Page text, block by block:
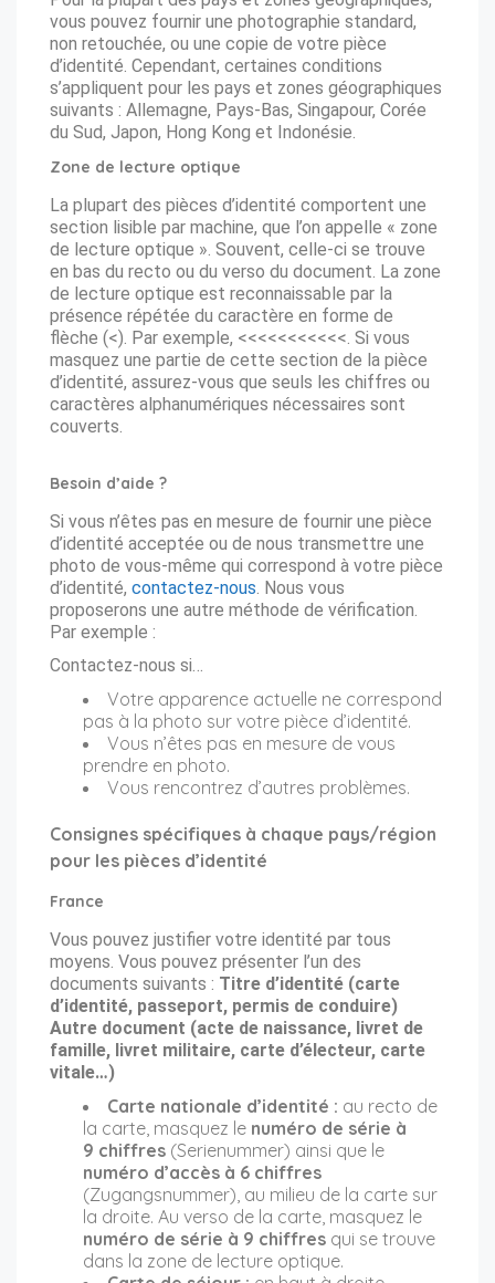
vous pouvez fournir une photographie standard,
non retouchée, ou une copie de votre pièce
d’identité. Cependant, certaines conditions
s’appliquent pour les pays et zones géographiques
suivants : Allemagne, Pays-Bas, Singapour, Corée
du Sud, Japon, Hong Kong et Indonésie.
Zone de lecture optique
La plupart des pièces d’identité comportent une
section lisible par machine, que l’on appelle « zone
de lecture optique ». Souvent, celle-ci se trouve
en bas du recto ou du verso du document. La zone
de lecture optique est reconnaissable par la
présence répétée du caractère en forme de
flèche (<). Par exemple, <<<<<<<<<<<. Si vous
masquez une partie de cette section de la pièce
d’identité, assurez-vous que seuls les chiffres ou
caractères alphanumériques nécessaires sont
couverts.
Besoin d’aide ?
Si vous n’êtes pas en mesure de fournir une pièce
d’identité acceptée ou de nous transmettre une
photo de vous-même qui correspond à votre pièce
d’identité, contactez-nous. Nous vous
proposerons une autre méthode de vérification.
Par exemple :
Contactez-nous si…
Votre apparence actuelle ne correspond
pas à la photo sur votre pièce d’identité.
Vous n’êtes pas en mesure de vous
prendre en photo.
Vous rencontrez d’autres problèmes.
Consignes spécifiques à chaque pays/région
pour les pièces d’identité
France
Vous pouvez justifier votre identité par tous
moyens. Vous pouvez présenter l’un des
documents suivants : Titre d’identité (carte
d’identité, passeport, permis de conduire)
Autre document (acte de naissance, livret de
famille, livret militaire, carte d’électeur, carte
vitale…)
Carte nationale d’identité : au recto de
la carte, masquez le numéro de série à
9 chiffres (Serienummer) ainsi que le
numéro d’accès à 6 chiffres
(Zugangsnummer), au milieu de la carte sur
la droite. Au verso de la carte, masquez le
numéro de série à 9 chiffres qui se trouve
dans la zone de lecture optique.